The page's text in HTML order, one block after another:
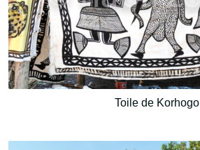
Toile de Korhogo